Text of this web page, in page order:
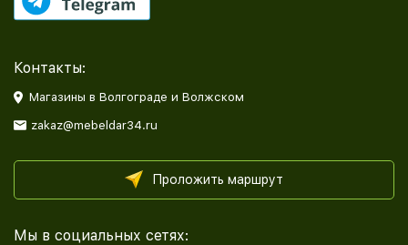
Контакты:
Магазины в Волгограде и Волжском
zakaz@mebeldar34.ru
Проложить маршрут
Мы в социальных сетях: